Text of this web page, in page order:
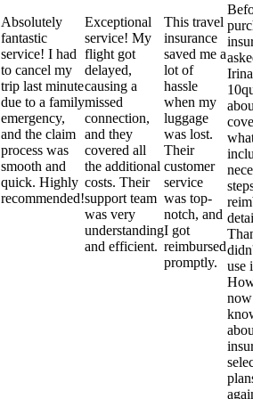
Absolutely
fantastic
service! I had
to cancel my
trip last minute
due to a family
emergency,
and the claim
process was
smooth and
quick. Highly
recommended!
Exceptional
service! My
flight got
delayed,
causing a
missed
connection,
and they
covered all
the additional
costs. Their
support team
was very
understanding
and efficient.
This travel
insurance
saved me a
lot of
hassle
when my
luggage
was lost.
Their
customer
service
was top-
notch, and
I got
reimbursed
promptly.
use